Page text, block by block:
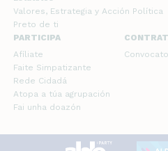
Valores, Estrategia y Acción Política
Preto de ti
PARTICIPA
Afíliate
Faite Simpatizante
Rede Cidadá
Atopa a túa agrupación
Fai unha doazón